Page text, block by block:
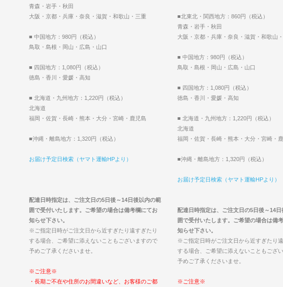
青森・岩手・秋田
大阪・京都・兵庫・奈良・滋賀・和歌山・三重
■ 中国地方：980円（税込）
鳥取・島根・岡山・広島・山口
■ 四国地方：1,080円（税込）
徳島・香川・愛媛・高知
■ 北海道・九州地方：1,220円（税込）
北海道
福岡・佐賀・長崎・熊本・大分・宮崎・鹿児島
■沖縄・離島地方：1,320円（税込）
お届け予定日検索（ヤマト運輸HPより）
配達日時指定は、ご注文日の5日後～14日後以内の範
囲で受付いたします。ご希望の場合は備考欄にてお
知らせ下さい。
※ご指定日時がご注文日から近すぎたり遠すぎたり
する場合、ご希望に添えないこともございますので
予めご了承くださいませ。
※ご注意※
・長期ご不在や住所のお間違いなど、お客様のご都
■北東北・関西地方：860円（税込）
青森・岩手・秋田
大阪・京都・兵庫・奈良・滋賀・和歌山
■ 中国地方：980円（税込）
鳥取・島根・岡山・広島・山口
■ 四国地方：1,080円（税込）
徳島・香川・愛媛・高知
■ 北海道・九州地方：1,220円（税込）
北海道
福岡・佐賀・長崎・熊本・大分・宮崎・
■沖縄・離島地方：1,320円（税込）
お届け予定日検索（ヤマト運輸HPより）
配達日時指定は、ご注文日の5日後～14日
囲で受付いたします。ご希望の場合は備
知らせ下さい。
※ご指定日時がご注文日から近すぎたり
する場合、ご希望に添えないこともござ
予めご了承くださいませ。
※ご注意※